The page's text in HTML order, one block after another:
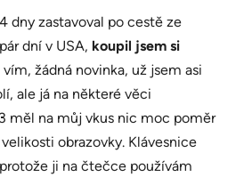
dny zastavoval po cestě ze
dní v USA, koupil jsem si
vím, žádná novinka, už jsem asi
ale já na některé věci
měl na můj vkus nic moc poměr
obrazovky. Klávesnice
ji na čtečce používám